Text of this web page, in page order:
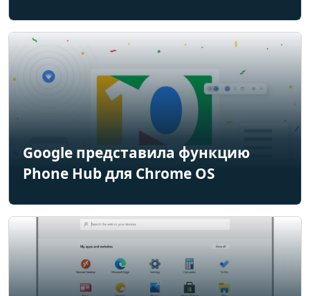
Google представила функцию
Phone Hub для Chrome OS